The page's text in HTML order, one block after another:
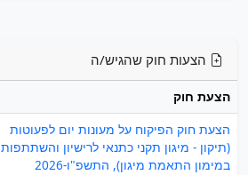
הצעות חוק שהגיש/ה
הצעת חוק
הצעת חוק הפיקוח על מעונות יום לפעוטות
(תיקון - מיגון תקני כתנאי לרישיון והשתתפות
במימון התאמת מיגון), התשפ"ו-2026